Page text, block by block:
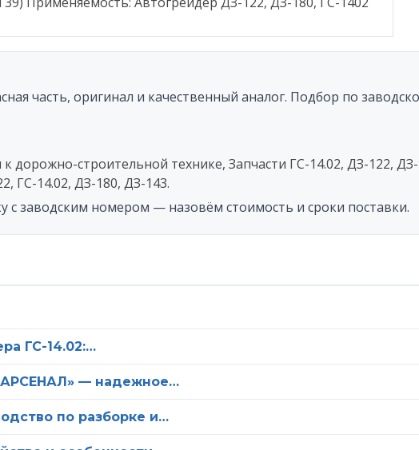
поле пустым.
кнопку «Отправить», вы соглашаетесь на обработку
часть, оригинал и качественный аналог. Подбор по
к дорожно-строительной технике, Запчасти ГС-14.02, ДЗ-122,
ГС-14.02, ДЗ-180, ДЗ-143.
с заводским номером — назовём стоимость и сроки поставки.
ГС-14.02:…
— надежное…
по разборке и…